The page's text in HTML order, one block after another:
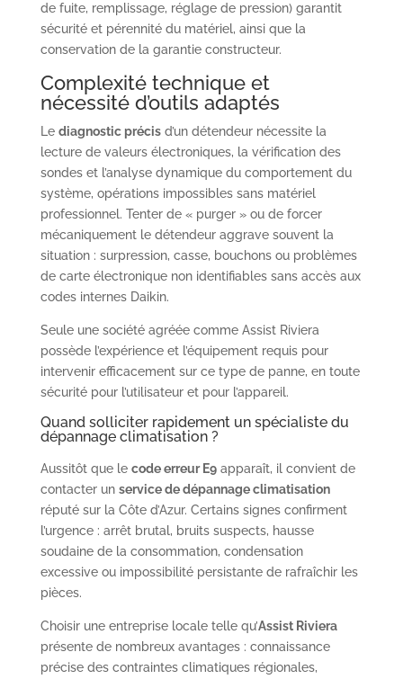
de fuite, remplissage, réglage de pression) garantit
sécurité et pérennité du matériel, ainsi que la
conservation de la garantie constructeur.
Complexité technique et
nécessité d’outils adaptés
Le diagnostic précisd’un détendeur nécessite la
lecture de valeurs électroniques, la vérification des
sondes et l’analyse dynamique du comportement du
système, opérations impossibles sans matériel
professionnel. Tenter de « purger » ou de forcer
mécaniquement le détendeur aggrave souvent la
situation : surpression, casse, bouchons ou problèmes
de carte électronique non identifiables sans accès aux
codes internes Daikin.
Seule une société agréée comme Assist Riviera
possède l’expérience et l’équipement requis pour
intervenir efficacement sur ce type de panne, en toute
sécurité pour l’utilisateur et pour l’appareil.
Quand solliciter rapidement un spécialiste du
dépannage climatisation ?
Aussitôt que le code erreur E9apparaît, il convient de
contacter un service de dépannage climatisation
réputé sur la Côte d’Azur. Certains signes confirment
l’urgence : arrêt brutal, bruits suspects, hausse
soudaine de la consommation, condensation
excessive ou impossibilité persistante de rafraîchir les
pièces.
Choisir une entreprise locale telle qu’Assist Riviera
présente de nombreux avantages : connaissance
précise des contraintes climatiques régionales,